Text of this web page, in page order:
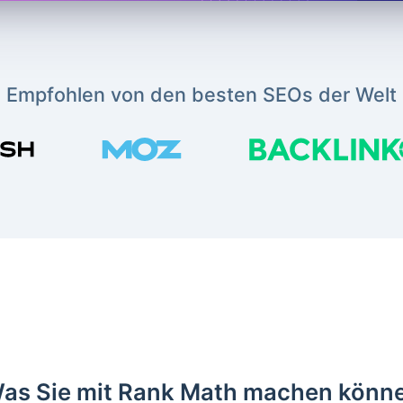
Empfohlen von den besten SEOs der Welt
Sie mit Rank Math machen